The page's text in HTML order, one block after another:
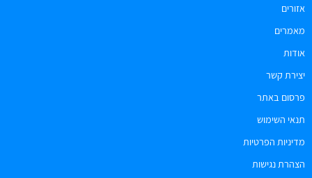
אזורים
מאמרים
אודות
יצירת קשר
פרסום באתר
תנאי השימוש
מדיניות הפרטיות
הצהרת נגישות